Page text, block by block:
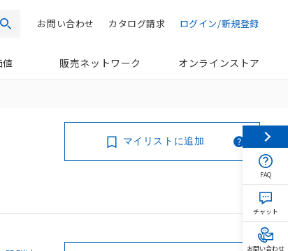
検索 ログイン/新規登録
カタログ請求
お問い合わせ
値 販売ネットワーク オンラインストア
マイリストに追加
FAQ
チャット
お問い合わせ